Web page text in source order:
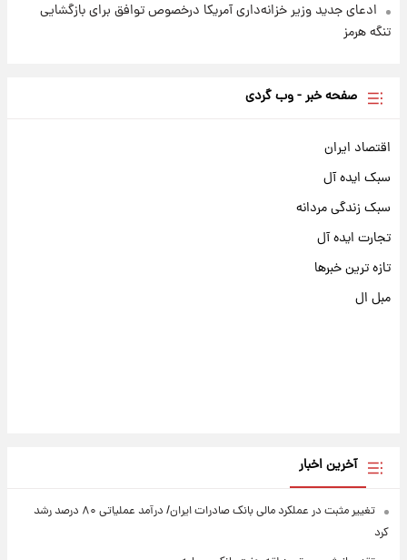
ادعای جدید وزیر خزانه‌داری آمریکا درخصوص توافق برای بازگشایی
تنگه هرمز
صفحه خبر - وب گردی
اقتصاد ایران
سبک ایده آل
سبک زندگی مردانه
تجارت ایده آل
تازه ترین خبرها
مبل ال
آخرین اخبار
تغییر مثبت در عملکرد مالی بانک صادرات ایران/ درآمد عملیاتی ۸۰ درصد رشد
کرد